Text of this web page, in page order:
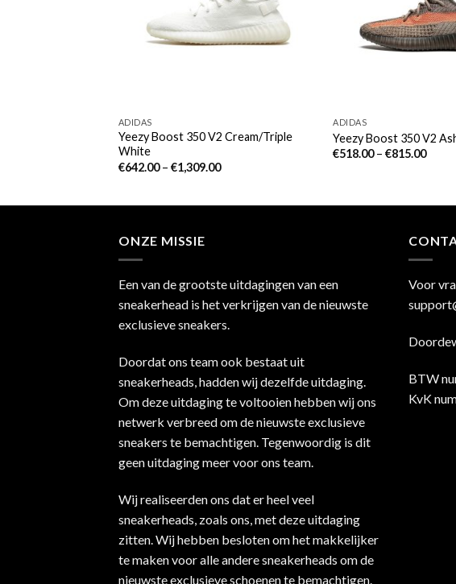
ADIDAS
Yeezy Boost 350 V2 Cream/Triple
White
€642.00– €1,309.00
ADIDAS
Yeezy Boost 350 V2
€518.00–€815.00
ONZE MISSIE
Een van de grootste uitdagingen van een
sneakerhead is het verkrijgen van de nieuwste
exclusieve sneakers.
Doordat ons team ook bestaat uit
sneakerheads, hadden wij dezelfde uitdaging.
Om deze uitdaging te voltooien hebben wij ons
netwerk verbreed om de nieuwste exclusieve
sneakers te bemachtigen. Tegenwoordig is dit
geen uitdaging meer voor ons team.
Wij realiseerden ons dat er heel veel
sneakerheads, zoals ons, met deze uitdaging
zitten. Wij hebben besloten om het makkelijker
te maken voor alle andere sneakerheads om de
nieuwste exclusieve schoenen te bemachtigen.
Voor
BTW
KvK